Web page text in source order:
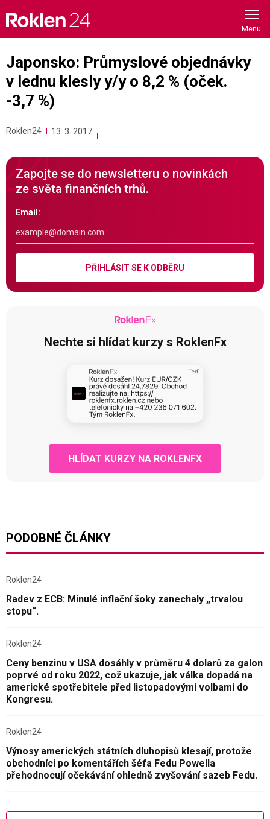
content
Japonsko: Průmyslové objednávky
v lednu klesly y/y o 8,2 % (oček.
-3,7 %)
Roklen24 13. 3. 2017
Zapojte se do newsletteru o novinkách
ze světa finančních trhů.
Email:
PŘIHLÁSIT SE K ODBĚRU
Nechte si hlídat kurzy s RoklenFx
HLÍDAT KURZY NA ROKLENFX
PODOBNÉ ČLÁNKY
Roklen24
Radev z ECB: Minulé inflační šoky zanechaly „trvalou
stopu“.
Roklen24
Ceny benzinu v USA dosáhly v průměru 4 dolarů za galon
poprvé od roku 2022, což ukazuje, jak válka dopadá na
americké spotřebitele před listopadovými volbami do
Kongresu.
Roklen24
Výnosy amerických státních dluhopisů klesají, protože
obchodníci po komentářích šéfa Fedu Powella
přehodnocují očekávání ohledně zvyšování sazeb Fedu.